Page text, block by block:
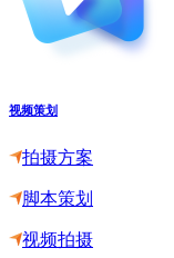
视频策划
拍摄方案
脚本策划
视频拍摄